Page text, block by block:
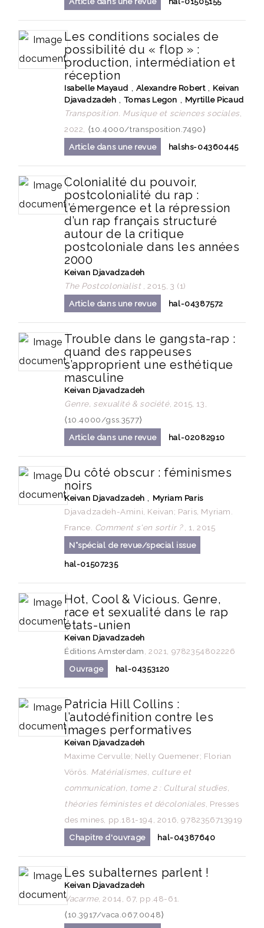
Les conditions sociales de
possibilité du « flop » :
production, intermédiation et
réception
Isabelle Mayaud , Alexandre Robert, Keivan
Djavadzadeh ,Tomas Legon , Myrtille Picaud
Transposition. Musique et sciences sociales
2022, ⟨10.4000/transposition.7490⟩
Article dans une revue
halshs-04360445
Colonialité du pouvoir,
postcolonialité du rap :
l’émergence et la répression
d’un rap français structuré
autour de la critique
postcoloniale dans les années
2000
Keivan Djavadzadeh
The Postcolonialist
, 2015, 3 (1)
Article dans une revue
hal-04387572
Trouble dans le gangsta-rap :
quand des rappeuses
s’approprient une esthétique
masculine
Keivan Djavadzadeh
Genre, sexualité & société, 2015, 13,
⟨10.4000/gss.3577⟩
Article dans une revue
hal-02082910
Du côté obscur : féminismes
noirs
Keivan Djavadzadeh , Myriam Paris
Djavadzadeh-Amini, Keivan; Paris, Myriam.
France. Comment s'en sortir ?
, 1, 2015
N°spécial de revue/special issue
hal-01507235
Hot, Cool & Vicious. Genre,
race et sexualité dans le rap
états-unien
Keivan Djavadzadeh
Éditions Amsterdam , 2021, 9782354802226
Ouvrage
hal-04353120
Patricia Hill Collins :
l’autodéfinition contre les
images performatives
Keivan Djavadzadeh
Maxime Cervulle; Nelly Quemener; Florian
Vörös. Matérialismes, culture et
communication, tome 2 : Cultural studies,
théories féministes et décoloniales , Presses
des mines, pp.181-194, 2016, 9782356713919
Chapitre d'ouvrage
hal-04387640
Les subalternes parlent !
Keivan Djavadzadeh
Vacarme, 2014, 67, pp.48-61.
⟨10.3917/vaca.067.0048⟩